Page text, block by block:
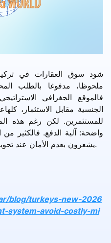
شود سوق العقارات في
ملحوظا، مدفوغا بالطلب
فالموقع الجغرافي
الجنسية مقابل الاستثمار،
للمستثمرين. لكن رغم هذه
واضحة: آلية الدفع. فالكثير من
يشعرون بعدم الأمان عند تحويل مبالغ كبيرة دونضمانات كافية.
blog/turkeys-new-2026
system-avoid-costly-mi